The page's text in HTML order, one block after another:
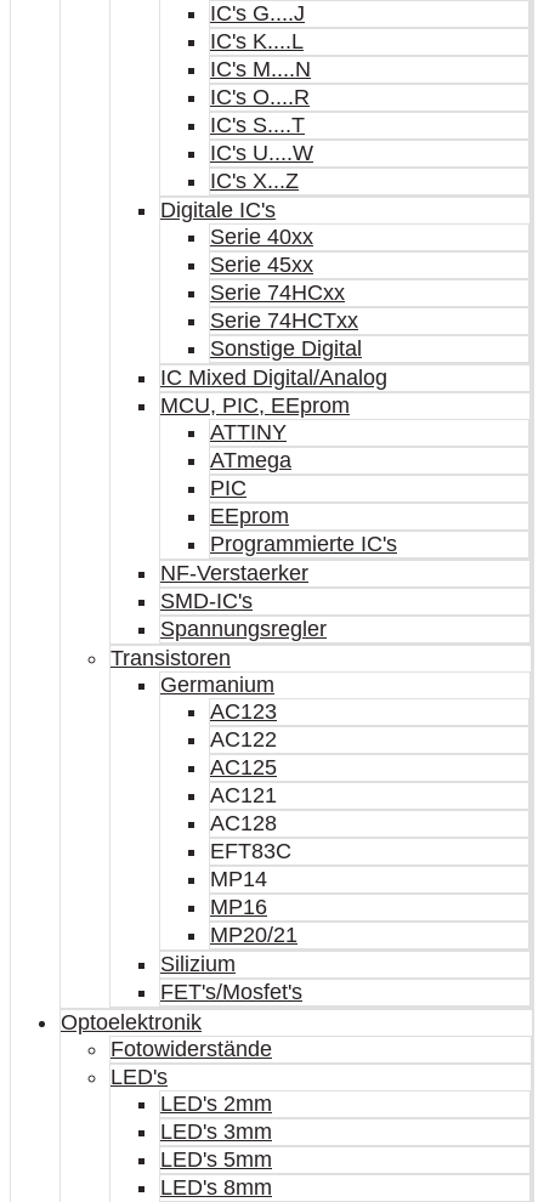
IC's G....J
IC's K....L
IC's M....N
IC's O....R
IC's S....T
IC's U....W
IC's X...Z
Digitale IC's
Serie 40xx
Serie 45xx
Serie 74HCxx
Serie 74HCTxx
Sonstige Digital
IC Mixed Digital/Analog
MCU, PIC, EEprom
ATTINY
ATmega
PIC
EEprom
Programmierte IC's
NF-Verstaerker
SMD-IC's
Spannungsregler
Transistoren
Germanium
AC123
AC122
AC125
AC121
AC128
EFT83C
MP14
MP16
MP20/21
Silizium
FET's/Mosfet's
Optoelektronik
Fotowiderstände
LED's
LED's 2mm
LED's 3mm
LED's 5mm
LED's 8mm